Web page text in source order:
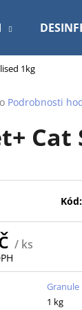
1kg
Podrobnosti
Cat
Kód:
/ ks
Granule
1 kg
ROYAL CANIN